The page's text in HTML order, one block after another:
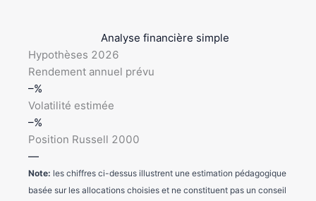
Analyse financière simple
Hypothèses 2026
Rendement annuel prévu
–%
Volatilité estimée
–%
Position Russell 2000
—
Note: les chiffres ci-dessus illustrent une estimation pédagogique
basée sur les allocations choisies et ne constituent pas un conseil